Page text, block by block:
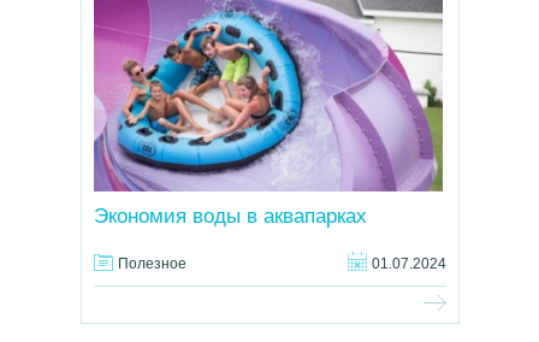
Экономия воды в аквапарках
Полезное 01.07.2024